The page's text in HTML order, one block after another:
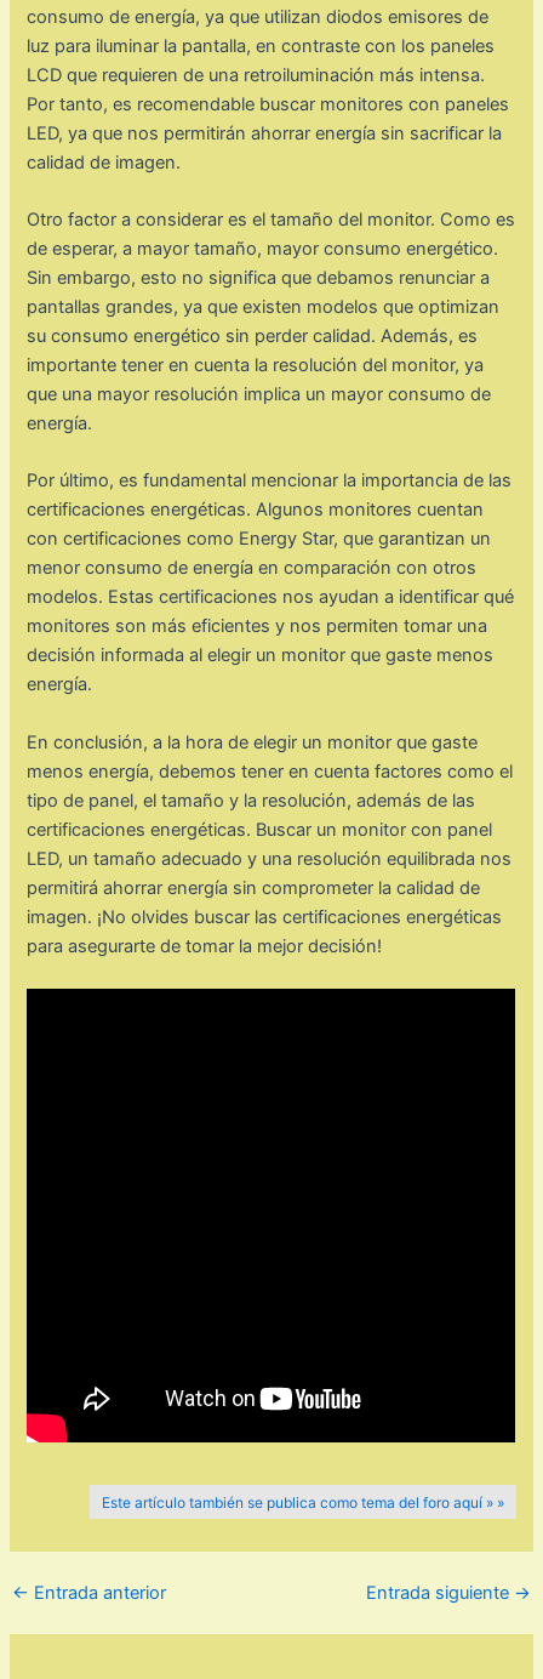
consumo de energía, ya que utilizan diodos emisores de
luz para iluminar la pantalla, en contraste con los paneles
LCD que requieren de una retroiluminación más intensa.
Por tanto, es recomendable buscar monitores con paneles
LED, ya que nos permitirán ahorrar energía sin sacrificar la
calidad de imagen.
Otro factor a considerar es el tamaño del monitor. Como es
de esperar, a mayor tamaño, mayor consumo energético.
Sin embargo, esto no significa que debamos renunciar a
pantallas grandes, ya que existen modelos que optimizan
su consumo energético sin perder calidad. Además, es
importante tener en cuenta la resolución del monitor, ya
que una mayor resolución implica un mayor consumo de
energía.
Por último, es fundamental mencionar la importancia de las
certificaciones energéticas. Algunos monitores cuentan
con certificaciones como Energy Star, que garantizan un
menor consumo de energía en comparación con otros
modelos. Estas certificaciones nos ayudan a identificar qué
monitores son más eficientes y nos permiten tomar una
decisión informada al elegir un monitor que gaste menos
energía.
En conclusión, a la hora de elegir un monitor que gaste
menos energía, debemos tener en cuenta factores como el
tipo de panel, el tamaño y la resolución, además de las
certificaciones energéticas. Buscar un monitor con panel
LED, un tamaño adecuado y una resolución equilibrada nos
permitirá ahorrar energía sin comprometer la calidad de
imagen. ¡No olvides buscar las certificaciones energéticas
para asegurarte de tomar la mejor decisión!
Este artículo también se publica como tema del foro aquí » »
← Entrada anterior Entrada siguiente →